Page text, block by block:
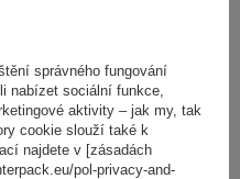
- nosič kol na zadní
správného fungování
nabízet sociální funkce,
aktivity – jak my, tak
cookie slouží také k
najdete v [zásadách
pol-privacy-and-